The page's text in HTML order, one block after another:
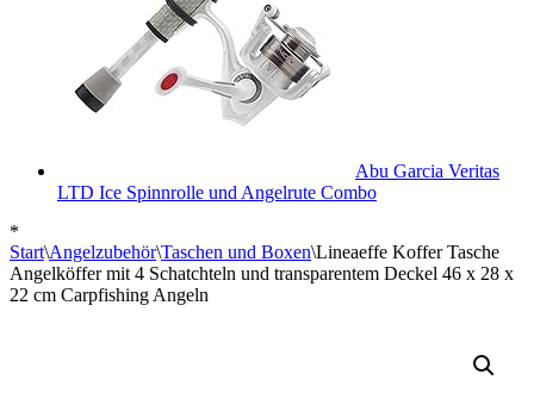
Abu Garcia Veritas
LTD Ice Spinnrolle und Angelrute Combo
*
Start\Angelzubehör\Taschen und Boxen\Lineaeffe Koffer Tasche
Angelköffer mit 4 Schatchteln und transparentem Deckel 46 x 28 x
22 cm Carpfishing Angeln